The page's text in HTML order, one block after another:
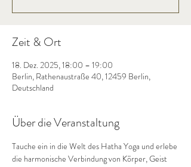
Zeit & Ort
18. Dez. 2025, 18:00 – 19:00
Berlin, Rathenaustraße 40, 12459 Berlin,
Deutschland
Über die Veranstaltung
Tauche ein in die Welt des Hatha Yoga und erlebe
die harmonische Verbindung von Körper, Geist